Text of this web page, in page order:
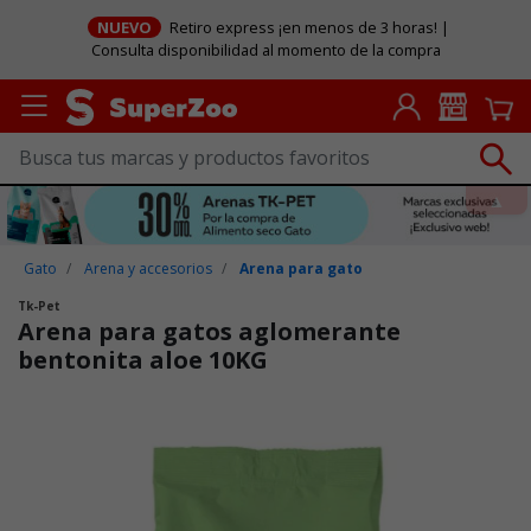
NUEVO
Retiro express ¡en menos de 3 horas! |
Consulta disponibilidad al momento de la compra
Gato Arena y accesorios Arena para gato
Tk-Pet
Arena para gatos aglomerante
bentonita aloe 10KG